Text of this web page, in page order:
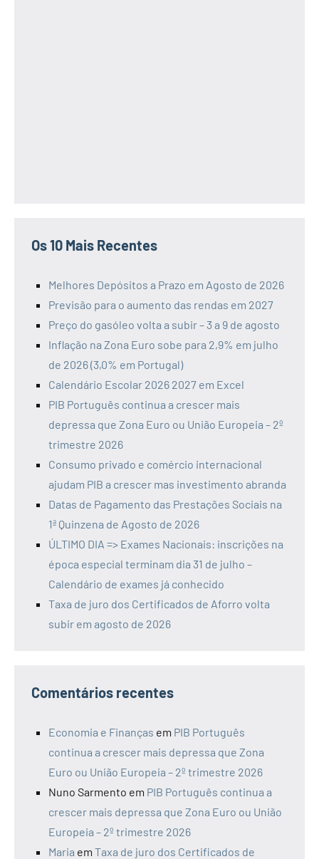
Os 10 Mais Recentes
Melhores Depósitos a Prazo em Agosto de 2026
Previsão para o aumento das rendas em 2027
Preço do gasóleo volta a subir – 3 a 9 de agosto
Inflação na Zona Euro sobe para 2,9% em julho
de 2026 (3,0% em Portugal)
Calendário Escolar 2026 2027 em Excel
PIB Português continua a crescer mais
depressa que Zona Euro ou União Europeia – 2º
trimestre 2026
Consumo privado e comércio internacional
ajudam PIB a crescer mas investimento abranda
Datas de Pagamento das Prestações Sociais na
1ª Quinzena de Agosto de 2026
ÚLTIMO DIA => Exames Nacionais: inscrições na
época especial terminam dia 31 de julho –
Calendário de exames já conhecido
Taxa de juro dos Certificados de Aforro volta
subir em agosto de 2026
Comentários recentes
Economia e Finanças em PIB Português
continua a crescer mais depressa que Zona
Euro ou União Europeia – 2º trimestre 2026
Nuno Sarmento em PIB Português continua a
crescer mais depressa que Zona Euro ou União
Europeia – 2º trimestre 2026
Maria em Taxa de juro dos Certificados de